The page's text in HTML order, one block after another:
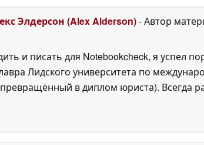
Элдерсон (Alex Alderson)- Автор
и писать для Notebookcheck, я успел
Лидского университета по
в диплом юриста). Всегда